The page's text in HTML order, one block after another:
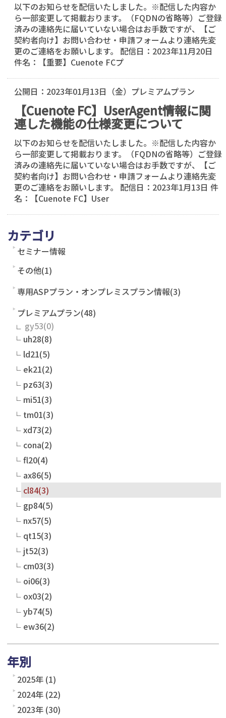
以下のお知らせを配信いたしました。※配信した内容か
ら一部変更して掲載おります。（FQDNの省略等）ご登録
済みの連絡先に届いていない場合はお手数ですが、【ご
契約者向け】お問い合わせ・申請フォームより連絡先変
更のご連絡をお願いします。 配信日：2023年11月20日
件名：【重要】Cuenote FCプ
公開日： 2023年01月13日（金） プレミアムプラン
【Cuenote FC】UserAgent情報に関
連した機能の仕様変更について
以下のお知らせを配信いたしました。※配信した内容か
ら一部変更して掲載おります。（FQDNの省略等）ご登録
済みの連絡先に届いていない場合はお手数ですが、【ご
契約者向け】お問い合わせ・申請フォームより連絡先変
更のご連絡をお願いします。 配信日：2023年1月13日 件
名：【Cuenote FC】User
カテゴリ
セミナー情報
その他(1)
専用ASPプラン・オンプレミスプラン情報(3)
プレミアムプラン(48)
gy53
uh28(8)
ld21(5)
ek21(2)
pz63(3)
mi51(3)
tm01(3)
xd73(2)
cona(2)
fl20(4)
ax86(5)
cl84(3)
gp84(5)
nx57(5)
qt15(3)
jt52(3)
cm03(3)
oi06(3)
ox03(2)
yb74(5)
ew36(2)
年別
2025年 (1)
2024年 (22)
2023年 (30)